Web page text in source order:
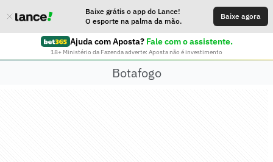
Baixe grátis o app do Lance!
O esporte na palma da mão.
Baixe agora
Ajuda com Aposta? Fale com o assistente.
18+ Ministério da Fazenda adverte: Aposta não é investimento
Botafogo